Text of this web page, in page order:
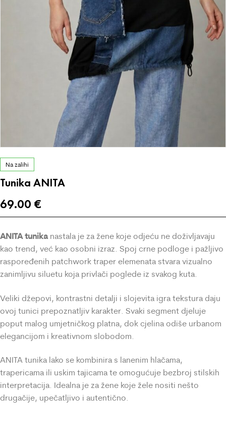
Na zalihi
Tunika ANITA
69.00€
ANITA tunika nastala je za žene koje odjeću ne doživljavaju
kao trend, već kao osobni izraz. Spoj crne podloge i pažljivo
raspoređenih patchwork traper elemenata stvara vizualno
zanimljivu siluetu koja privlači poglede iz svakog kuta.
Veliki džepovi, kontrastni detalji i slojevita igra tekstura daju
ovoj tunici prepoznatljiv karakter. Svaki segment djeluje
poput malog umjetničkog platna, dok cjelina odiše urbanom
elegancijom i kreativnom slobodom.
ANITA tunika lako se kombinira s lanenim hlačama,
trapericama ili uskim tajicama te omogućuje bezbroj stilskih
interpretacija. Idealna je za žene koje žele nositi nešto
drugačije, upečatljivo i autentično.